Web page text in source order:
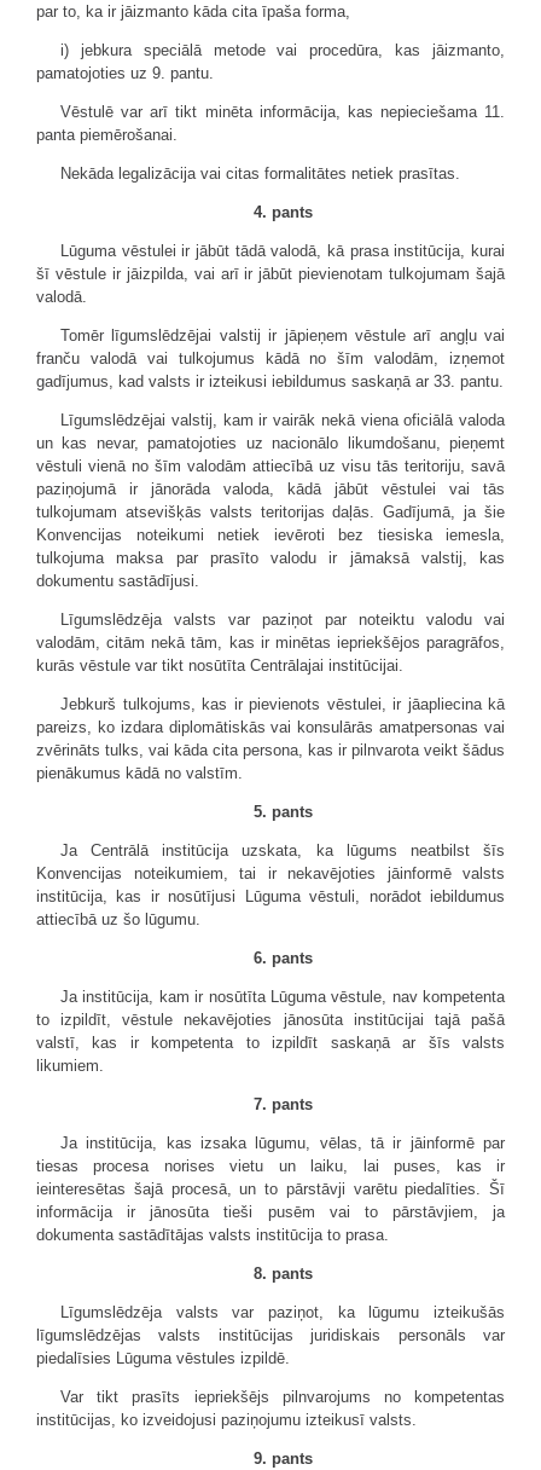
par to, ka ir jāizmanto kāda cita īpaša forma,
i) jebkura speciālā metode vai procedūra, kas jāizmanto,
pamatojoties uz 9. pantu.
Vēstulē var arī tikt minēta informācija, kas nepieciešama 11.
panta piemērošanai.
Nekāda legalizācija vai citas formalitātes netiek prasītas.
4. pants
Lūguma vēstulei ir jābūt tādā valodā, kā prasa institūcija, kurai
šī vēstule ir jāizpilda, vai arī ir jābūt pievienotam tulkojumam šajā
valodā.
Tomēr līgumslēdzējai valstij ir jāpieņem vēstule arī angļu vai
franču valodā vai tulkojumus kādā no šīm valodām, izņemot
gadījumus, kad valsts ir izteikusi iebildumus saskaņā ar 33. pantu.
Līgumslēdzējai valstij, kam ir vairāk nekā viena oficiālā valoda
un kas nevar, pamatojoties uz nacionālo likumdošanu, pieņemt
vēstuli vienā no šīm valodām attiecībā uz visu tās teritoriju, savā
paziņojumā ir jānorāda valoda, kādā jābūt vēstulei vai tās
tulkojumam atsevišķās valsts teritorijas daļās. Gadījumā, ja šie
Konvencijas noteikumi netiek ievēroti bez tiesiska iemesla,
tulkojuma maksa par prasīto valodu ir jāmaksā valstij, kas
dokumentu sastādījusi.
Līgumslēdzēja valsts var paziņot par noteiktu valodu vai
valodām, citām nekā tām, kas ir minētas iepriekšējos paragrāfos,
kurās vēstule var tikt nosūtīta Centrālajai institūcijai.
Jebkurš tulkojums, kas ir pievienots vēstulei, ir jāapliecina kā
pareizs, ko izdara diplomātiskās vai konsulārās amatpersonas vai
zvērināts tulks, vai kāda cita persona, kas ir pilnvarota veikt šādus
pienākumus kādā no valstīm.
5. pants
Ja Centrālā institūcija uzskata, ka lūgums neatbilst šīs
Konvencijas noteikumiem, tai ir nekavējoties jāinformē valsts
institūcija, kas ir nosūtījusi Lūguma vēstuli, norādot iebildumus
attiecībā uz šo lūgumu.
6. pants
Ja institūcija, kam ir nosūtīta Lūguma vēstule, nav kompetenta
to izpildīt, vēstule nekavējoties jānosūta institūcijai tajā pašā
valstī, kas ir kompetenta to izpildīt saskaņā ar šīs valsts
likumiem.
7. pants
Ja institūcija, kas izsaka lūgumu, vēlas, tā ir jāinformē par
tiesas procesa norises vietu un laiku, lai puses, kas ir
ieinteresētas šajā procesā, un to pārstāvji varētu piedalīties. Šī
informācija ir jānosūta tieši pusēm vai to pārstāvjiem, ja
dokumenta sastādītājas valsts institūcija to prasa.
8. pants
Līgumslēdzēja valsts var paziņot, ka lūgumu izteikušās
līgumslēdzējas valsts institūcijas juridiskais personāls var
piedalīsies Lūguma vēstules izpildē.
Var tikt prasīts iepriekšējs pilnvarojums no kompetentas
institūcijas, ko izveidojusi paziņojumu izteikusī valsts.
9. pants